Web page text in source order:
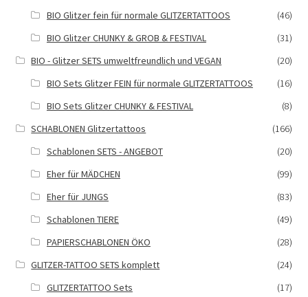
BIO Glitzer fein für normale GLITZERTATTOOS
(46)
BIO Glitzer CHUNKY & GROB & FESTIVAL
(31)
BIO - Glitzer SETS umweltfreundlich und VEGAN
(20)
BIO Sets Glitzer FEIN für normale GLITZERTATTOOS
(16)
BIO Sets Glitzer CHUNKY & FESTIVAL
(8)
SCHABLONEN Glitzertattoos
(166)
Schablonen SETS - ANGEBOT
(20)
Eher für MÄDCHEN
(99)
Eher für JUNGS
(83)
Schablonen TIERE
(49)
PAPIERSCHABLONEN ÖKO
(28)
GLITZER-TATTOO SETS komplett
(24)
GLITZERTATTOO Sets
(17)